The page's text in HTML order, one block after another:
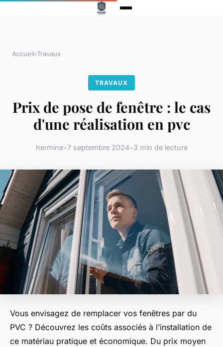
Accueil›Travaux
TRAVAUX
Prix de pose de fenêtre : le cas
d'une réalisation en pvc
hermine•7 septembre 2024•3 min de lecture
Vous envisagez de remplacer vos fenêtres par du
PVC ? Découvrez les coûts associés à l’installation de
ce matériau pratique et économique. Du prix moyen